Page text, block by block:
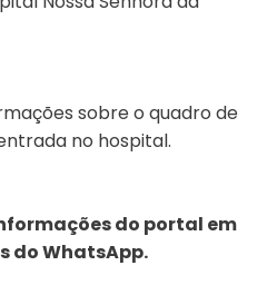
sobre o quadro de
no hospital.
do portal em
do WhatsApp.